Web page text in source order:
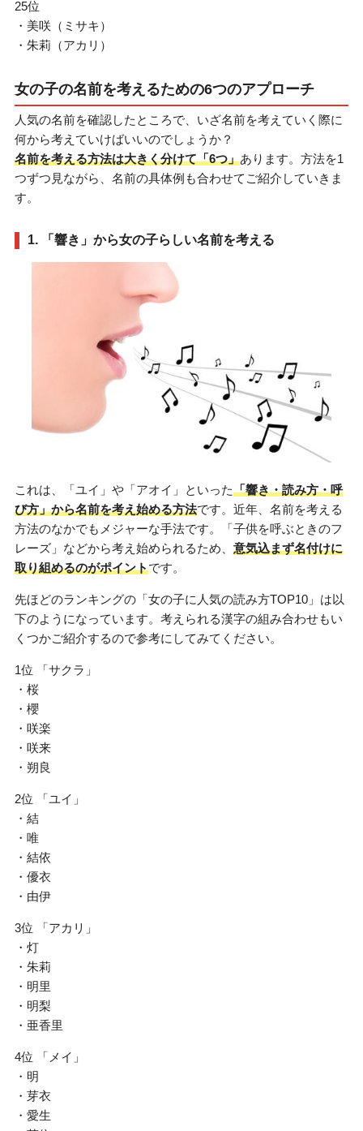
25位
・美咲（ミサキ）
・朱莉（アカリ）
女の子の名前を考えるための6つのアプローチ
人気の名前を確認したところで、いざ名前を考えていく際に
何から考えていけばいいのでしょうか？
名前を考える方法は大きく分けて「6つ」あります。方法を1
つずつ見ながら、名前の具体例も合わせてご紹介していきま
す。
1. 「響き」から女の子らしい名前を考える
これは、「ユイ」や「アオイ」といった「響き・読み方・呼
び方」から名前を考え始める方法です。近年、名前を考える
方法のなかでもメジャーな手法です。「子供を呼ぶときのフ
レーズ」などから考え始められるため、 意気込まず名付けに
取り組めるのがポイントです。
先ほどのランキングの「女の子に人気の読み方TOP10」は以
下のようになっています。考えられる漢字の組み合わせもい
くつかご紹介するので参考にしてみてください。
1位 「サクラ」
・桜
・櫻
・咲楽
・咲来
・朔良
2位 「ユイ」
・結
・唯
・結依
・優衣
・由伊
3位 「アカリ」
・灯
・朱莉
・明里
・明梨
・亜香里
4位 「メイ」
・明
・芽衣
・愛生